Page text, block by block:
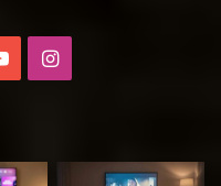
YouTubeInstagram